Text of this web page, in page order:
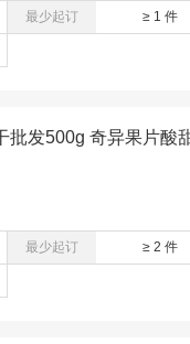
最少起订 ≥ 1 件
批发500g 奇异果片酸
最少起订 ≥ 2 件